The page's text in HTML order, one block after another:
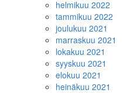
helmikuu 2022
tammikuu 2022
joulukuu 2021
marraskuu 2021
lokakuu 2021
syyskuu 2021
elokuu 2021
heinäkuu 2021